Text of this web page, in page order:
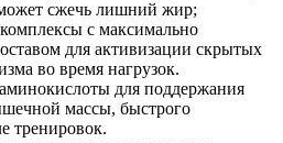
сжечь лишний жир;
с максимально
для активизации скрытых
во время нагрузок.
для поддержания
массы, быстрого
тренировок.